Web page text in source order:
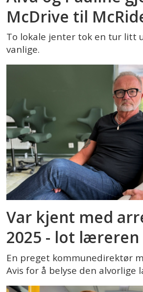
McDrive til
To lokale jenter tok en tur litt
vanlige.
Var kjent med
2025 - lot
En preget kommunedirektør
Avis for å belyse den alvorlige